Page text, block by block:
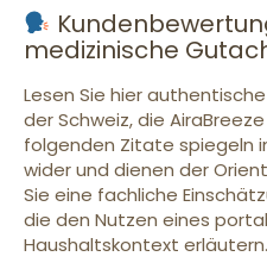
medizinische
Lesen Sie hier
der Schweiz, die
folgenden Zitate spiegeln
wider und dienen der
Sie eine fachliche
die den Nutzen eines
Haushaltskontext erläutern.